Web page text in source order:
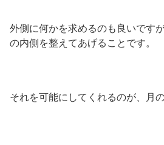
外側に何かを求めるのも良いです
の内側を整えてあげることです。
それを可能にしてくれるのが、月